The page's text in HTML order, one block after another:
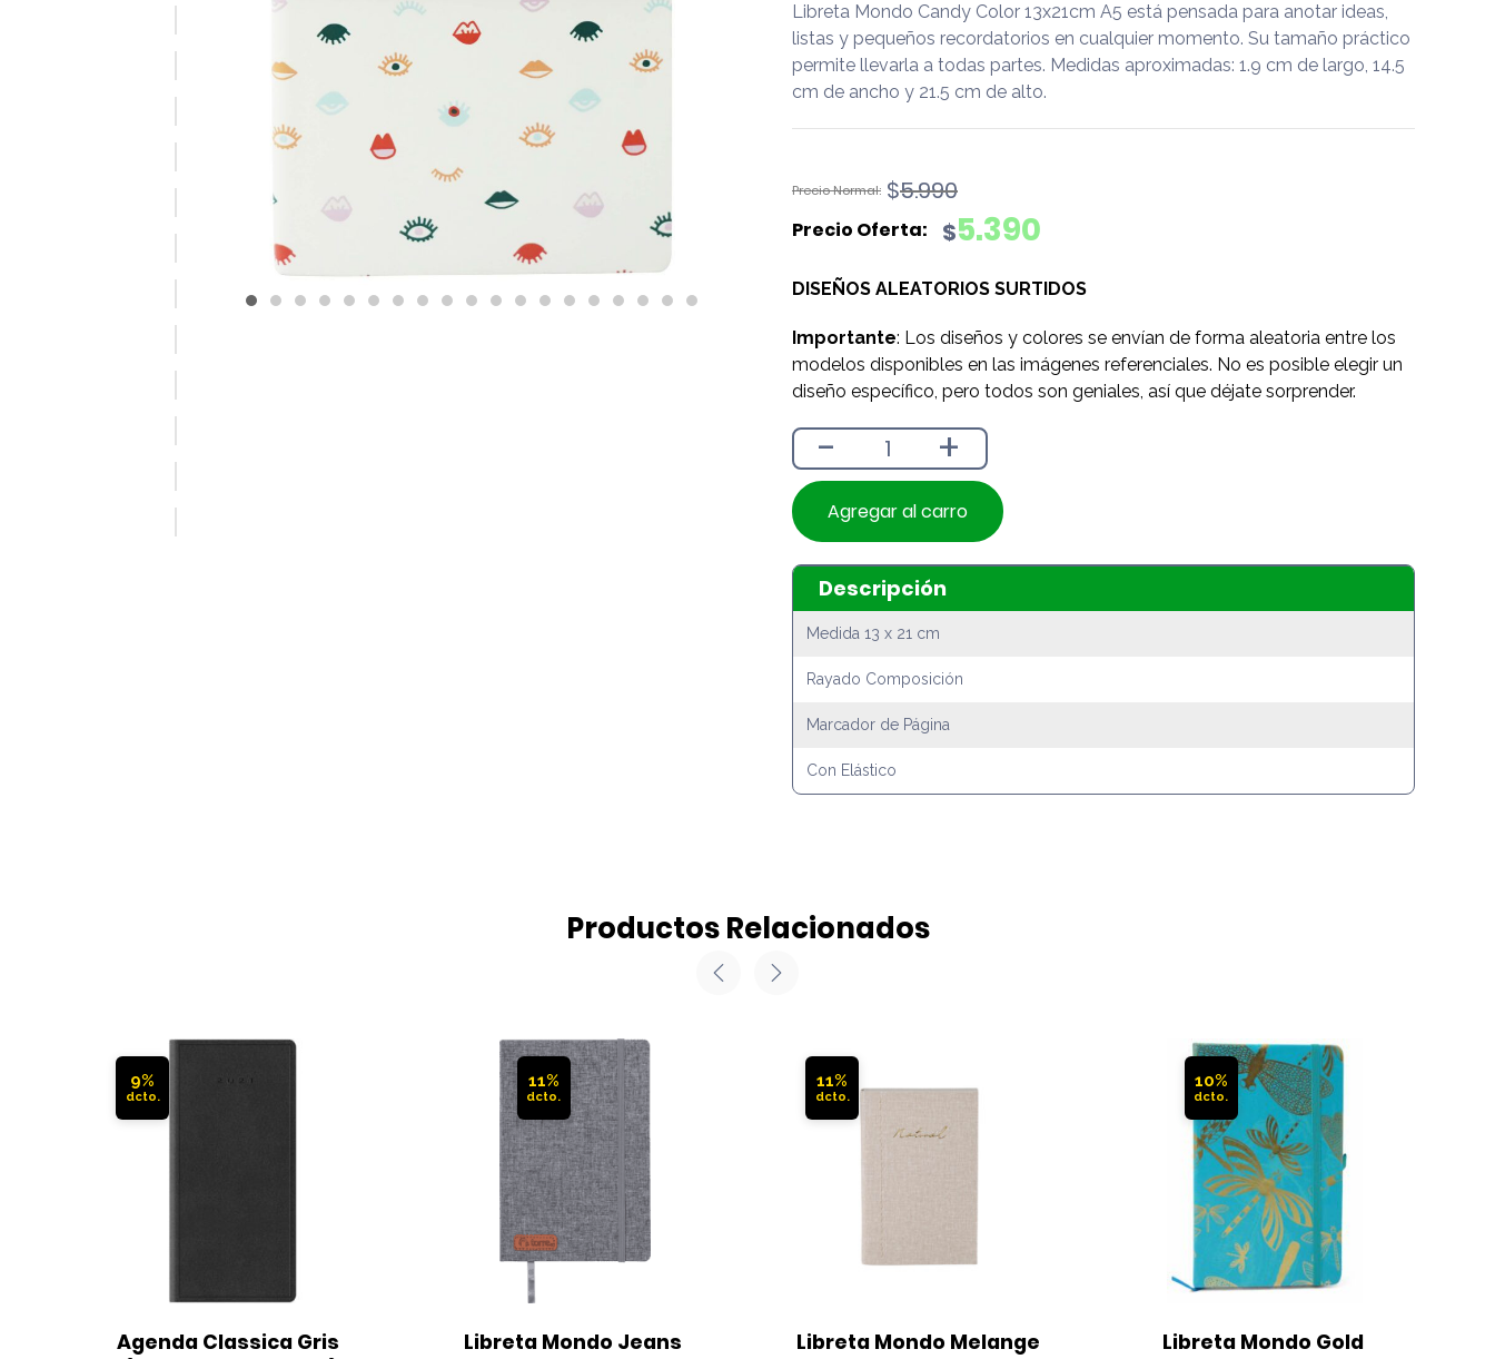
Libreta Mondo Candy Color 13x21cm A5 está pensada para anotar ideas,
listas y pequeños recordatorios en cualquier momento. Su tamaño práctico
permite llevarla a todas partes. Medidas aproximadas: 1.9 cm de largo, 14.5
cm de ancho y 21.5 cm de alto.
$5.990
El
original
$5.990.
$5.390
El
actual
$5.390.
DISEÑOS ALEATORIOS SURTIDOS
Importante: Los diseños y colores se envían de forma aleatoria entre los
modelos disponibles en las imágenes referenciales. No es posible elegir un
diseño específico, pero todos son geniales, así que déjate sorprender.
- +
Agregar al carro
Descripción
Medida 13 x 21 cm
Rayado Composición
Marcador de Página
Con Elástico
Productos Relacionados
9%
Agenda Classica Gris
11%
Libreta Mondo Jeans
11%
Libreta Mondo Melange
10%
Libreta Mondo Gold